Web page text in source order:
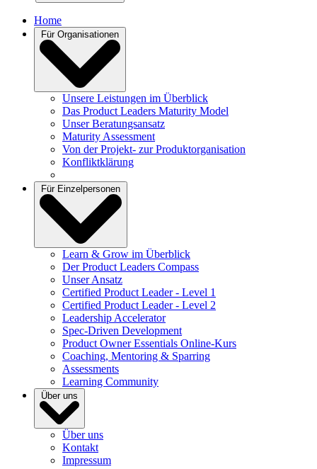
Home
Für Organisationen
Unsere Leistungen im Überblick
Das Product Leaders Maturity Model
Unser Beratungsansatz
Maturity Assessment
Von der Projekt- zur Produktorganisation
Konfliktklärung
Für Einzelpersonen
Learn & Grow im Überblick
Der Product Leaders Compass
Unser Ansatz
Certified Product Leader - Level 1
Certified Product Leader - Level 2
Leadership Accelerator
Spec-Driven Development
Product Owner Essentials Online-Kurs
Coaching, Mentoring & Sparring
Assessments
Learning Community
Über uns
Über uns
Kontakt
Impressum